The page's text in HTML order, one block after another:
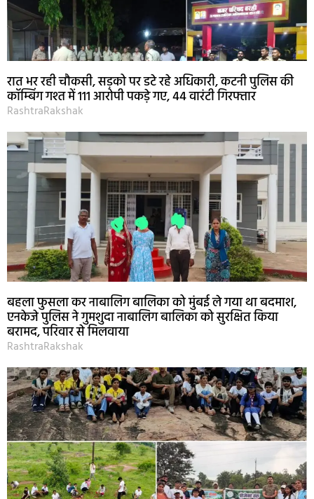
रात भर रही चौकसी, सड़को पर डटे रहे अधिकारी, कटनी पुलिस की
कॉम्बिंग गश्त में 111 आरोपी पकड़े गए, 44 वारंटी गिरफ्तार
RashtraRakshak
बहला फुसला कर नाबालिग बालिका को मुंबई ले गया था बदमाश,
एनकेजे पुलिस ने गुमशुदा नाबालिग बालिका को सुरक्षित किया
बरामद, परिवार से मिलवाया
RashtraRakshak